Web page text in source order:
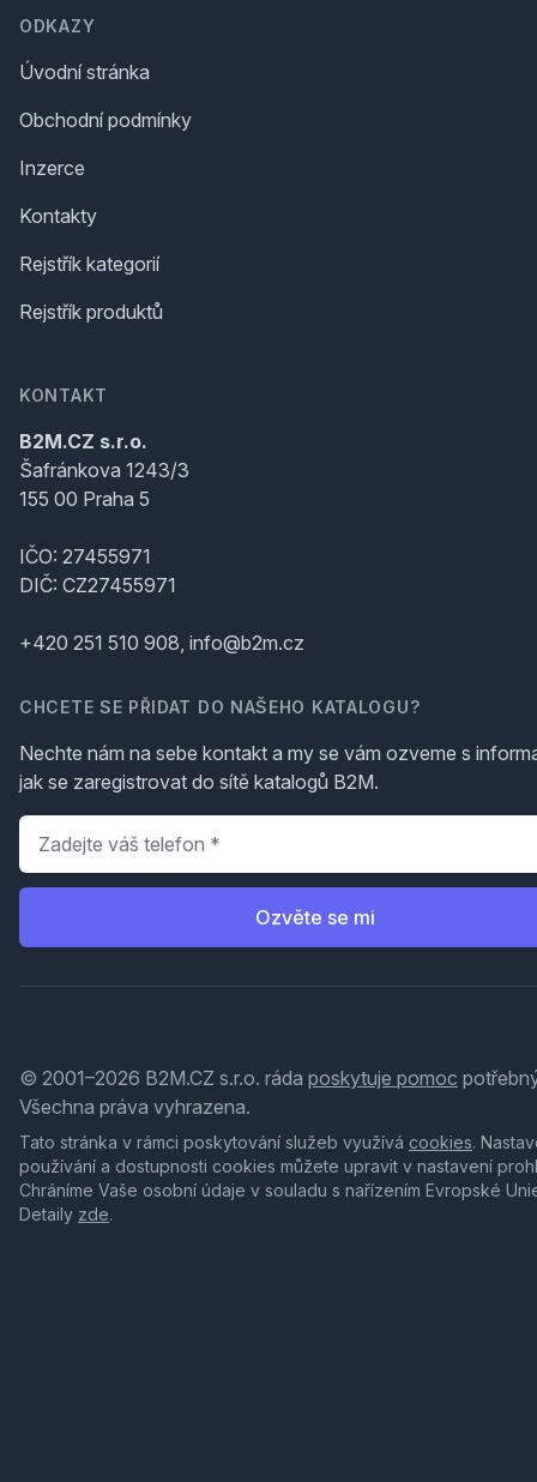
ODKAZY
Úvodní stránka
Obchodní podmínky
Inzerce
Kontakty
Rejstřík kategorií
Rejstřík produktů
KONTAKT
B2M.CZ s.r.o.
Šafránkova 1243/3
155 00 Praha 5
IČO: 27455971
DIČ: CZ27455971
+420 251 510 908, info@b2m.cz
CHCETE SE PŘIDAT DO NAŠEHO KATALOGU?
Nechte nám na sebe kontakt a my se vám ozveme s
jak se zaregistrovat do sítě katalogů B2M.
Telefon
Ozvěte se mi
© 2001–2026 B2M.CZ s.r.o. ráda poskytuje pomoc
Všechna práva vyhrazena.
Tato stránka v rámci poskytování služeb využívá cookies.
používání a dostupnosti cookies můžete upravit v nastavení
Chráníme Vaše osobní údaje v souladu s nařízením Evropské
Detaily zde.